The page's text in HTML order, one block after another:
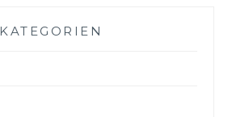
KATEGORIEN